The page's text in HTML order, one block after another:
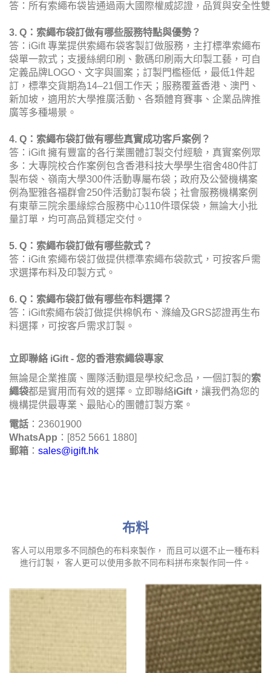
答：所有索繩布袋皆通過兩大國際權威認證，品質與安全性
3. Q：索繩布袋訂做有哪些服務特點與優勢？
答：iGift 專業提供索繩布袋客製訂做服務，主打標準索繩布
袋單一款式；支援絲網印刷、數碼印刷兩大印製工藝，可自
定義品牌LOGO、文字與圖案；訂製門檻極低，最低1件起
訂，標準交貨期為14–21個工作天；服務覆蓋香港、澳門、
新加坡，適用於大學推廣活動、各類體育賽事、企業品牌推
廣等多種場景。
4. Q：索繩布袋訂做有哪些真實成功客戶案例？
答：iGift 擁有豐富的各行業團體訂製交付經驗，真實案例眾
多：大專院校合作案例包含香港科技大學學生宿舍480件訂
製布袋、嶺南大學300件活動專屬布袋；政府及公營機構案
例為聖雅各福群會250件活動訂製布袋；社會服務機構案例
有東華三院余墨緣綜合服務中心110件環保袋，無論大小批
量訂單，均可高品質穩定交付。
5. Q：索繩布袋訂做有哪些款式？
答：iGift 索繩布袋訂做提供標準索繩布袋款式，可按客戶需
求選擇布料及印製方式。
6. Q：索繩布袋訂做有哪些布料選擇？
答：iGift索繩布袋訂做提供棉帆布、滌綸及GRS認證再生布
料選擇，可按客戶需求訂製。
立即聯絡 iGift - 您的香港索繩袋專家
無論是企業推廣、團隊活動還是學校紀念品，一個訂製的索
繩袋都是實用而有效的選擇。立即聯絡iGift ，讓我們為您的
機構提供最專業、最貼心的團體訂製方案。
電話 ：23601900
WhatsApp ：[852 5661 1880]
郵箱 ： sales@igift.hk
布料
客人可以用眾多不同顏色的布料來製作， 而且可以選不止一種布料
進行訂製， 客人更可以使用多款不同布料拼布來製作同一件。